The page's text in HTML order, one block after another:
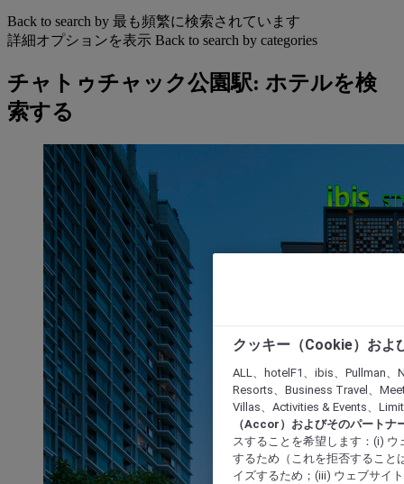
Back to search by 最も頻繁に検索されています
詳細オプションを表示 Back to search by categories
チャトゥチャック公園駅: ホテルを検
索する
クッキー（Cookie）およ
ALL、hotelF1、ibis、Pullman
Resorts、Business Travel、
Villas、Activities & Events、
（Accor）およびそのパートナ
スすることを希望します：(i)
するため（これを拒否すること
イズするため；(iii) ウェブサイ